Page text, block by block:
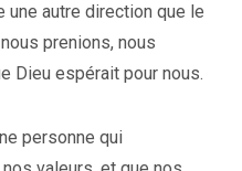
autre direction que le
prenions, nous
Dieu espérait pour nous.
personne qui